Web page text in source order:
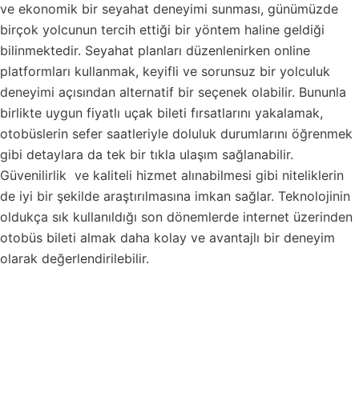
ve ekonomik bir seyahat deneyimi sunması, günümüzde
birçok yolcunun tercih ettiği bir yöntem haline geldiği
bilinmektedir. Seyahat planları düzenlenirken online
platformları kullanmak, keyifli ve sorunsuz bir yolculuk
deneyimi açısından alternatif bir seçenek olabilir. Bununla
birlikte uygun fiyatlı uçak bileti fırsatlarını yakalamak,
otobüslerin sefer saatleriyle doluluk durumlarını öğrenmek
gibi detaylara da tek bir tıkla ulaşım sağlanabilir.
Güvenilirlik ve kaliteli hizmet alınabilmesi gibi niteliklerin
de iyi bir şekilde araştırılmasına imkan sağlar. Teknolojinin
oldukça sık kullanıldığı son dönemlerde internet üzerinden
otobüs bileti almak daha kolay ve avantajlı bir deneyim
olarak değerlendirilebilir.